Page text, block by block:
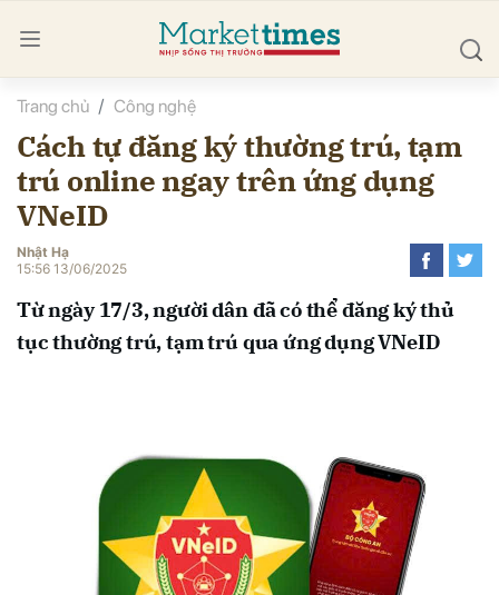
Trang chủ Công nghệ
Cách tự đăng ký thường trú, tạm
trú online ngay trên ứng dụng
VNeID
Nhật Hạ
15:56 13/06/2025
Từ ngày 17/3, người dân đã có thể đăng ký thủ
tục thường trú, tạm trú qua ứng dụng VNeID
luận